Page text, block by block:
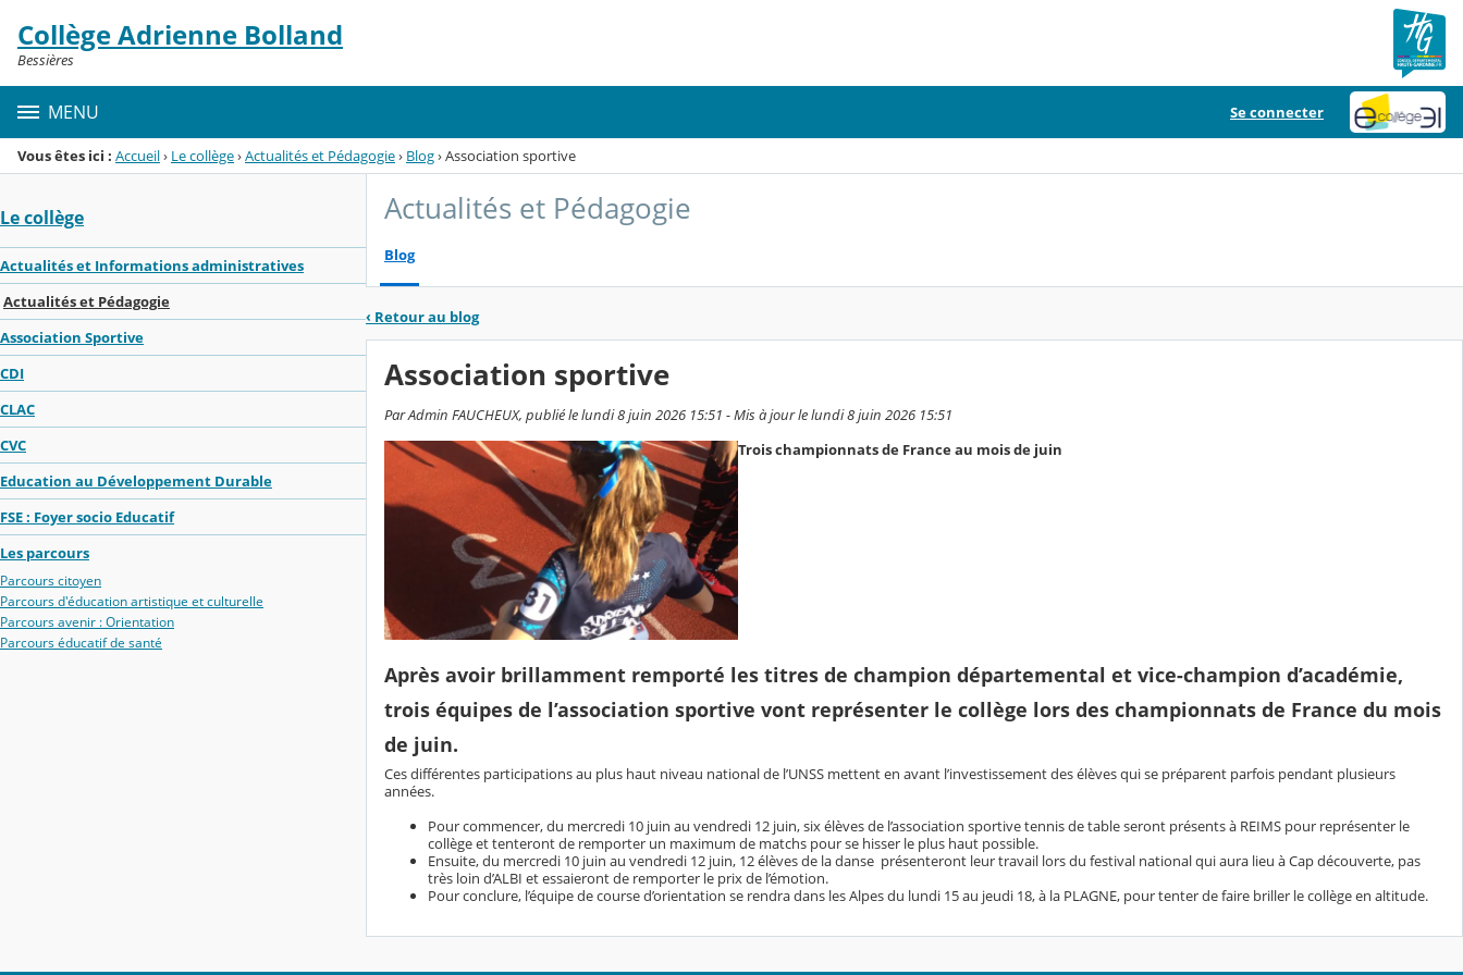
Menu de la rubrique
Contenu
Collège Adrienne Bolland
Bessières
MENU Se connecter
Vous êtes ici : Accueil› Le collège›Actualités et Pédagogie› Blog›Association sportive
Le collège
Actualités et Informations administratives
Actualités et Pédagogie
Association Sportive
CDI
CLAC
CVC
Education au Développement Durable
FSE : Foyer socio Educatif
Les parcours
Parcours citoyen
Parcours d'éducation artistique et culturelle
Parcours avenir : Orientation
Parcours éducatif de santé
Actualités et Pédagogie
Blog
‹ Retour au blog
Association sportive
Par Admin FAUCHEUX, publié le lundi 8 juin 2026 15:51 - Mis à jour le lundi 8 juin 2026 15:51
Trois championnats de France au mois de juin
Après avoir brillamment remporté les titres de champion départemental et vice-champion d’académie,
trois équipes de l’association sportive vont représenter le collège lors des championnats de France du mois
de juin.
Ces différentes participations au plus haut niveau national de l’UNSS mettent en avant l’investissement des élèves qui se préparent parfois pendant plusieurs
années.
Pour commencer, du mercredi 10 juin au vendredi 12 juin, six élèves de l’association sportive tennis de table seront présents à REIMS pour représenter le
collège et tenteront de remporter un maximum de matchs pour se hisser le plus haut possible.
Ensuite, du mercredi 10 juin au vendredi 12 juin, 12 élèves de la danse présenteront leur travail lors du festival national qui aura lieu à Cap découverte, pas
très loin d’ALBI et essaieront de remporter le prix de l’émotion.
Pour conclure, l’équipe de course d’orientation se rendra dans les Alpes du lundi 15 au jeudi 18, à la PLAGNE, pour tenter de faire briller le collège en altitude.